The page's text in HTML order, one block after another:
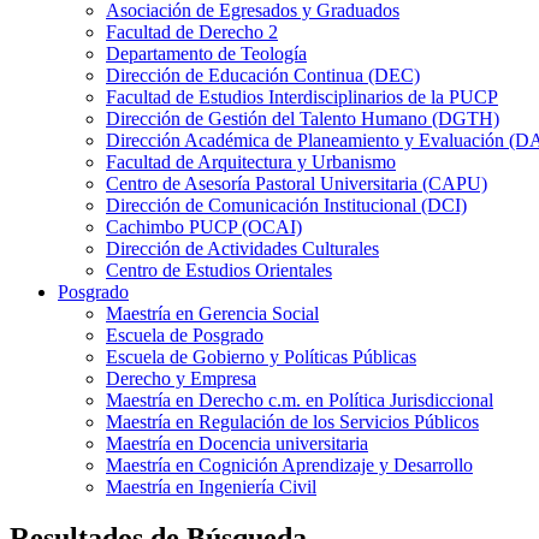
Asociación de Egresados y Graduados
Facultad de Derecho 2
Departamento de Teología
Dirección de Educación Continua (DEC)
Facultad de Estudios Interdisciplinarios de la PUCP
Dirección de Gestión del Talento Humano (DGTH)
Dirección Académica de Planeamiento y Evaluación
Facultad de Arquitectura y Urbanismo
Centro de Asesoría Pastoral Universitaria (CAPU)
Dirección de Comunicación Institucional (DCI)
Cachimbo PUCP (OCAI)
Dirección de Actividades Culturales
Centro de Estudios Orientales
Posgrado
Maestría en Gerencia Social
Escuela de Posgrado
Escuela de Gobierno y Políticas Públicas
Derecho y Empresa
Maestría en Derecho c.m. en Política Jurisdiccional
Maestría en Regulación de los Servicios Públicos
Maestría en Docencia universitaria
Maestría en Cognición Aprendizaje y Desarrollo
Maestría en Ingeniería Civil